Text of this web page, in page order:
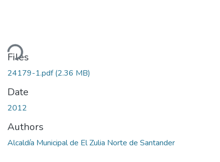
Files
24179-1.pdf(2.36 MB)
Date
2012
Authors
Alcaldía Municipal de El Zulia Norte de Santander